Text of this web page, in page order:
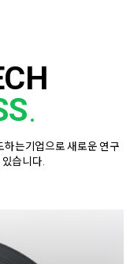
하는기업으로 새로운 연구
습니다.